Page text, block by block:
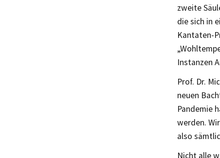
zweite
die sich in
Kantaten-
Instanzen
Prof. Dr.
neuen
Pandemie
werden.
also
Nicht alle